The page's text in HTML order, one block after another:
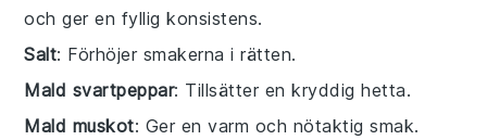
och ger en fyllig konsistens.
Salt: Förhöjer smakerna i rätten.
Mald svartpeppar: Tillsätter en kryddig hetta.
Mald muskot: Ger en varm och nötaktig smak.